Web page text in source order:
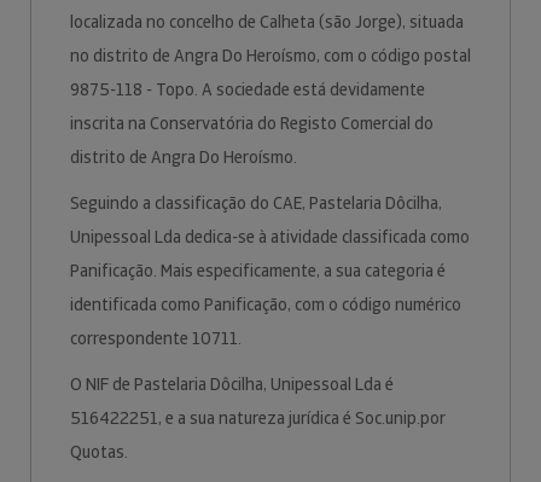
localizada no concelho de Calheta (são Jorge), situada
no distrito de Angra Do Heroísmo, com o código postal
9875-118 - Topo. A sociedade está devidamente
inscrita na Conservatória do Registo Comercial do
distrito de Angra Do Heroísmo.
Seguindo a classificação do CAE, Pastelaria Dôcilha,
Unipessoal Lda dedica-se à atividade classificada como
Panificação. Mais especificamente, a sua categoria é
identificada como Panificação, com o código numérico
correspondente 10711.
O NIF de Pastelaria Dôcilha, Unipessoal Lda é
516422251, e a sua natureza jurídica é Soc.unip.por
Quotas.